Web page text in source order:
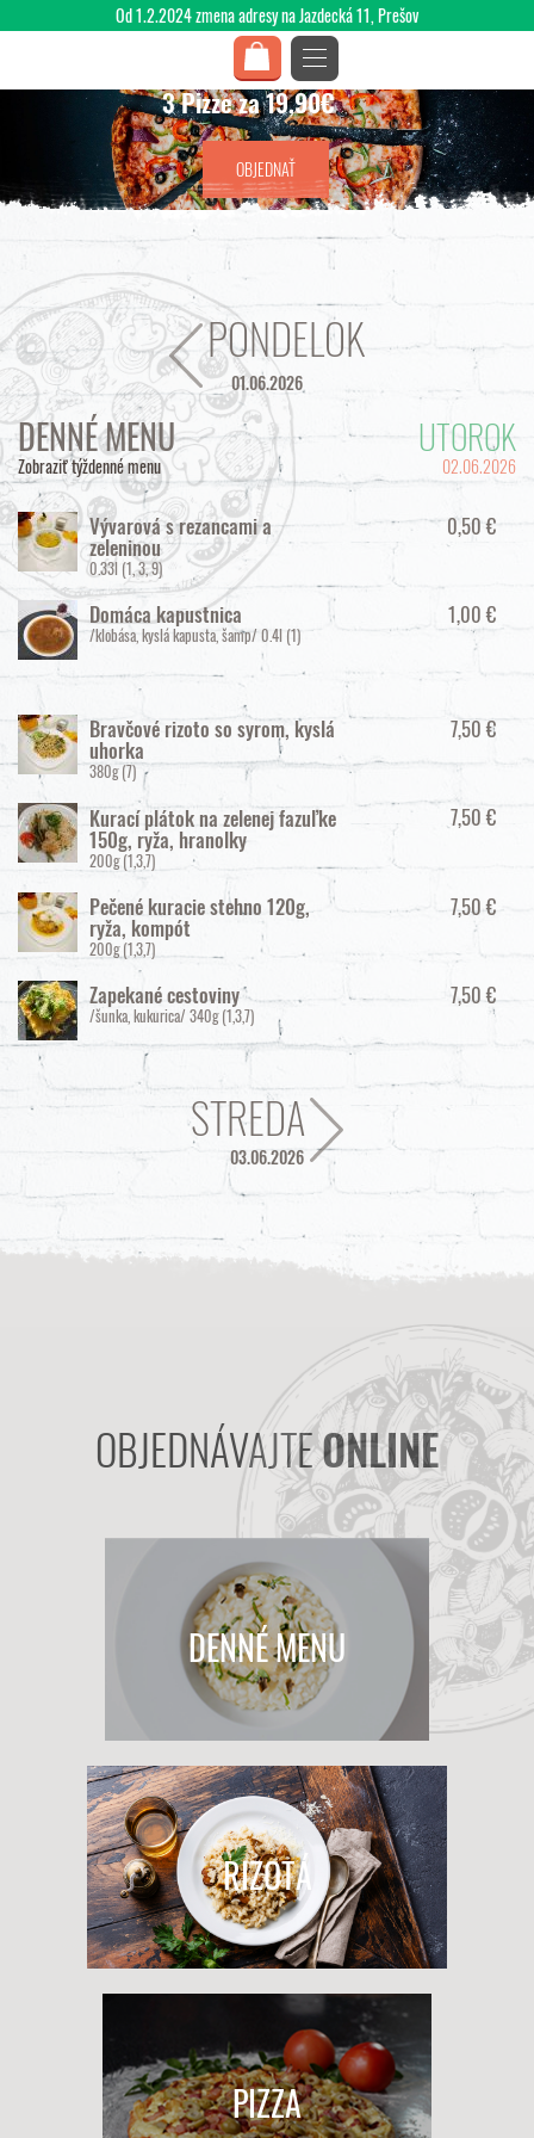
3 Pizze za 19,90€
OBJEDNAŤ
PONDELOK
01.06.2026
DENNÉ MENU
Zobraziť týždenné menu
UTOROK
02.06.2026
Vývarová s rezancami a
zeleninou
0.33l (1, 3, 9)
0,50 €
Domáca kapustnica
/klobása, kyslá kapusta, šamp/0.4l (1)
1,00 €
Bravčové rizoto so syrom, kyslá
uhorka
380g (7)
7,50 €
Kurací plátok na zelenej fazuľke
150g, ryža, hranolky
200g (1,3,7)
7,50 €
Pečené kuracie stehno 120g,
ryža, kompót
200g (1,3,7)
7,50 €
Zapekané cestoviny
/šunka, kukurica/ 340g (1,3,7)
7,50 €
STREDA
03.06.2026
OBJEDNÁVAJTEONLINE
DENNÉ MENU
RIZOTÁ
PIZZA
Od 1.2.2024 zmena adresy na Jazdecká 11, Prešov